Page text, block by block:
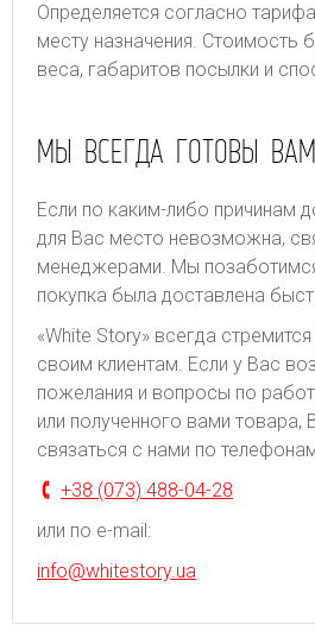
Определяется согласно
месту назначения. Стоимость
веса, габаритов посылки и
МЫ ВСЕГДА ГОТОВЫ
Если по каким-либо причинам
для Вас место невозможна,
менеджерами. Мы
покупка была доставлена
«White Story» всегда
своим клиентам. Если у Вас
пожелания и вопросы по
или полученного вами
связаться с нами по
+38 (073) 488-04-28
или по e-mail:
info@whitestory.ua